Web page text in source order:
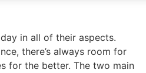
in all of their aspects.
there’s always room for
for the better. The two main